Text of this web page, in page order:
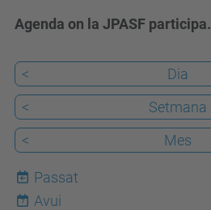
Agenda on la JPASF participa.
< Dia
<
Setmana
<
Mes
Passat
7
Avui